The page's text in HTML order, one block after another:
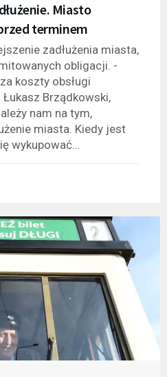
Miasto
terminem
zadłużenia miasta,
obligacji. -
koszty obsługi
Łukasz Brządkowski,
nam na tym,
miasta. Kiedy jest
wykupować...